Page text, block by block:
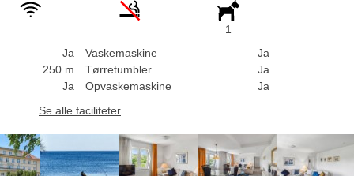
1
Ja
250 m
Ja
Vaskemaskine
Ja
Tørretumbler
Ja
Opvaskemaskine
Ja
Se alle faciliteter